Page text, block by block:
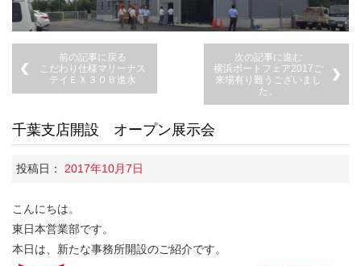
前の記事に戻る
こだわり仕様マリーナス
テイＥＸ３０Ｂ進水
次の記事に進む
横浜ボートフェア2017ご
来場有り難うございまし
た。
千葉支店開設 オープン展示会
投稿日： 2017年10月7日
こんにちは。
東日本営業部です。
本日は、新たな事務所開設のご紹介です。